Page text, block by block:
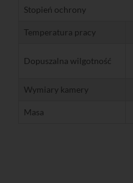
Stopień ochrony
Temperatura pracy
Dopuszalna wilgotność
Wymiary kamery
Masa